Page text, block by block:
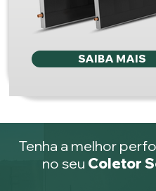
SAIBA MAIS
Tenha a melhor
no seu Coletor